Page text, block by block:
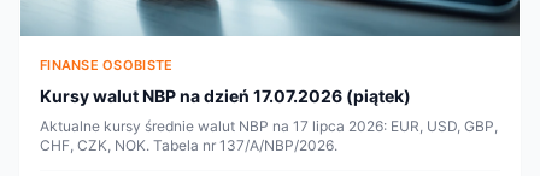
FINANSE OSOBISTE
Kursy walut NBP na dzień 17.07.2026 (piątek)
Aktualne kursy średnie walut NBP na 17 lipca 2026: EUR, USD, GBP,
CHF, CZK, NOK. Tabela nr 137/A/NBP/2026.